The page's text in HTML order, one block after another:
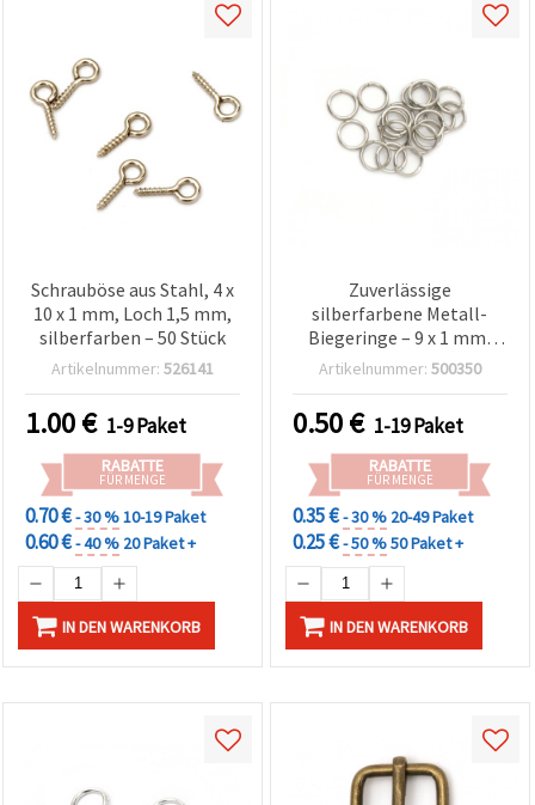
Schrauböse aus Stahl, 4 x
10 x 1 mm, Loch 1,5 mm,
silberfarben – 50 Stück
Artikelnummer: 526141
1.00€ 1-9 Paket
RABATTE
FÜR MENGE
0.70 €- 30 %10-19 Paket
0.60 €- 40 % 20 Paket +
IN DEN WARENKORB
Zuverlässige
silberfarbene Metall-
Biegeringe – 9 x 1 mm,
100 Stück,
Schmuck &
Bastelprojekte
Artikelnummer: 500350
0.50€ 1-19 Paket
RABATTE
FÜR MENGE
0.35 €- 30 % 20-49 Paket
0.25 €- 50 %50 Paket +
IN DEN WARENKORB